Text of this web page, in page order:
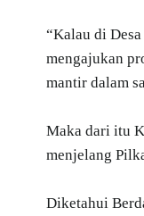
“Kalau di
mengajukan
mantir dalam
Maka dari itu
menjelang
Diketahui